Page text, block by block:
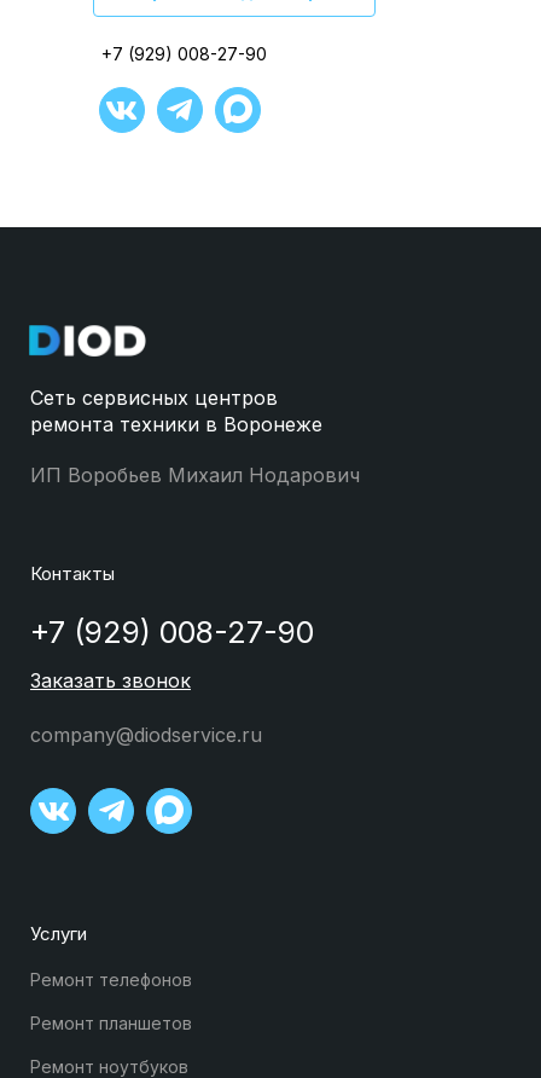
+7 (929) 008-27-90
+7 (929) 008-27-90
+7 (929) 008-27-90
+7 (929) 008-27-90
+7 (929) 008-27-90
Сеть сервисных центров
ремонта техники в Воронеже
ИП Воробьев Михаил Нодарович
Контакты
+7 (929) 008-27-90
Заказать звонок
company@diodservice.ru
Услуги
Ремонт телефонов
Ремонт планшетов
Ремонт ноутбуков